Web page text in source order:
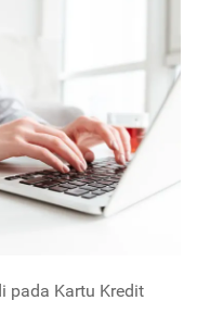
pada Kartu Kredit